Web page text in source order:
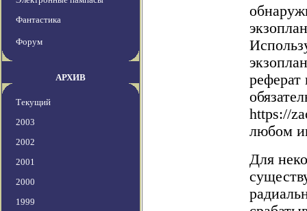
Фантастика
Форум
АРХИВ
Текущий
2003
2002
2001
2000
1999
https://
любом
Для